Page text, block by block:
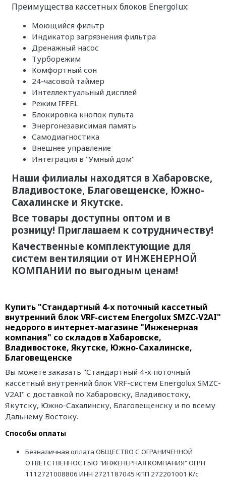
Преимущества кассетных блоков Energolux:
Моющийся фильтр
Индикатор загрязнения фильтра
Дренажный насос
Турборежим
Комфортный сон
24-часовой таймер
Интеллектуальный дисплей
Режим IFEEL
Блокировка кнопок пульта
Энергонезависимая память
Самодиагностика
Внешнее управление
Интеграция в "Умный дом"
Наши филиалы находятся в Хабаровске,
Владивостоке, Благовещенске, Южно-
Сахалинске и Якутске.
Все товары доступны оптом и в
розницу! Приглашаем к сотрудничеству!
Качественные комплектующие для
систем вентиляции от ИНЖЕНЕРНОЙ
КОМПАНИИ по выгодным ценам!
Купить "Стандартный 4-х поточный кассетный
внутренний блок VRF-систем Energolux SMZC-V2AI"
недорого в интернет-магазине "Инженерная
компания" со складов в Хабаровске,
Владивостоке, Якутске, Южно-Сахалинске,
Благовещенске
Вы можете заказать "Стандартный 4-х поточный
кассетный внутренний блок VRF-систем Energolux SMZC-
V2AI" с доставкой по Хабаровску, Владивостоку,
Якутску, Южно-Сахалинску, Благовещенску и по всему
Дальнему Востоку.
Способы оплаты
Безналичная оплата ОБЩЕСТВО С ОГРАНИЧЕННОЙ
ОТВЕТСТВЕННОСТЬЮ "ИНЖЕНЕРНАЯ КОМПАНИЯ" ОГРН
1112721008806 ИНН 2721187045 КПП 272201001 К/с